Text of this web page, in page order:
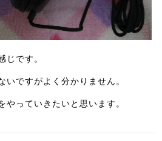
じです。
いですがよく分かりません。
やっていきたいと思います。